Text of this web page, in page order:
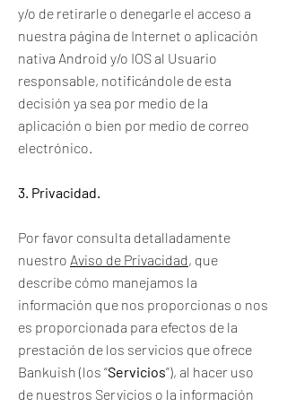
y/o de retirarle o denegarle el acceso a
nuestra página de Internet o aplicación
nativa Android y/o IOS al Usuario
responsable, notificándole de esta
decisión ya sea por medio de la
aplicación o bien por medio de correo
electrónico.
3. Privacidad.
Por favor consulta detalladamente
nuestro Aviso de Privacidad, que
describe cómo manejamos la
información que nos proporcionas o nos
es proporcionada para efectos de la
prestación de los servicios que ofrece
Bankuish (los “Servicios”), al hacer uso
de nuestros Servicios o la información